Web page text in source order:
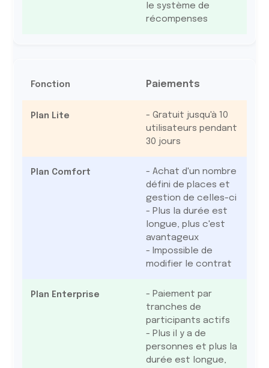
le système de
récompenses
Paiements
- Gratuit jusqu'à 10
utilisateurs pendant
30 jours
- Achat d'un nombre
défini de places et
gestion de celles-ci
- Plus la durée est
longue, plus c'est
avantageux
- Impossible de
modifier le contrat
- Paiement par
tranches de
participants actifs
- Plus il y a de
personnes et plus la
durée est longue,